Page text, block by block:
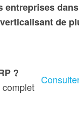
entreprises
de
?